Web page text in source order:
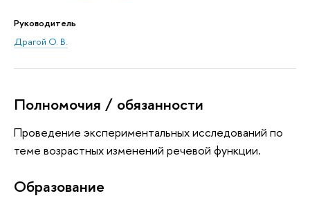
Руководитель
Драгой О. В.
Полномочия / обязанности
Проведение экспериментальных исследований по
теме возрастных изменений речевой функции.
Oбразование